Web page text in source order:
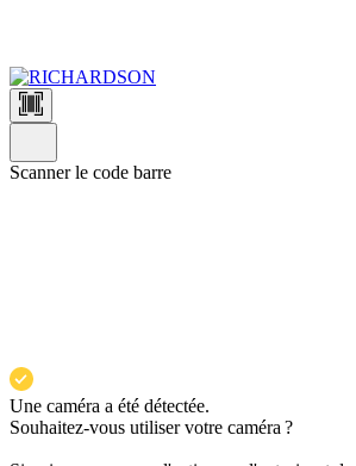
Aller
au
contenu
Scanner le code barre
Une caméra a été détectée.
Souhaitez-vous utiliser votre caméra ?